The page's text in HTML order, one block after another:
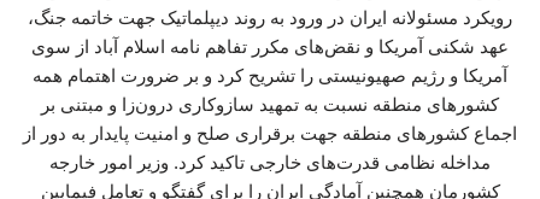
رویکرد مسئولانه ایران در ورود به روند دیپلماتیک جهت خاتمه جنگ،
عهد شکنی آمریکا و نقض‌های مکرر تفاهم نامه اسلام آباد از سوی
آمریکا و رژیم صهیونیستی را تشریح کرد و بر ضرورت اهتمام همه
کشورهای منطقه نسبت به تمهید سازوکاری درون‌زا و مبتنی بر
اجماع کشورهای منطقه جهت برقراری صلح و امنیت پایدار به دور از
مداخله نظامی قدرت‌های خارجی تاکید کرد. وزیر امور خارجه
کشورمان همچنین آمادگی ایران را برای گفتگو و تعامل فیمابین